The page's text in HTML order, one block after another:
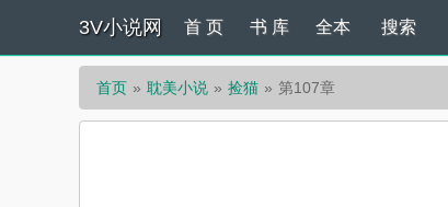
3V小说网 首 页 书 库 全本 搜索
首页 耽美小说 捡猫 第107章